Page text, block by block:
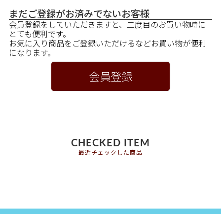
まだご登録がお済みでないお客様
会員登録をしていただきますと、二度目のお買い物時に
とても便利です。
お気に入り商品をご登録いただけるなどお買い物が便利
になります。
会員登録
CHECKED ITEM
最近チェックした商品